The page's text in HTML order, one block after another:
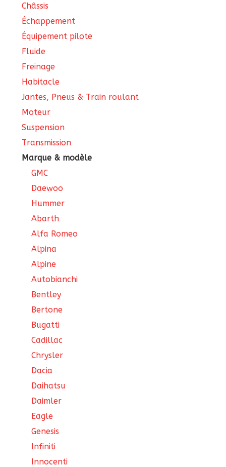
Châssis
Échappement
Équipement pilote
Fluide
Freinage
Habitacle
Jantes, Pneus & Train roulant
Moteur
Suspension
Transmission
Marque & modèle
GMC
Daewoo
Hummer
Abarth
Alfa Romeo
Alpina
Alpine
Autobianchi
Bentley
Bertone
Bugatti
Cadillac
Chrysler
Dacia
Daihatsu
Daimler
Eagle
Genesis
Infiniti
Innocenti